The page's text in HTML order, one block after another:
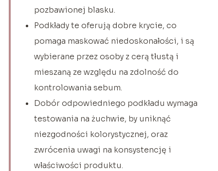
pozbawionej blasku.
Podkłady te oferują dobre krycie, co
pomaga maskować niedoskonałości, i są
wybierane przez osoby z cerą tłustą i
mieszaną ze względu na zdolność do
kontrolowania sebum.
Dobór odpowiedniego podkładu wymaga
testowania na żuchwie, by uniknąć
niezgodności kolorystycznej, oraz
zwrócenia uwagi na konsystencję i
właściwości produktu.